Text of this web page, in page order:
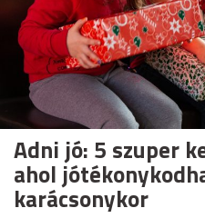
Adni jó: 5 szuper
ahol
karácsonykor